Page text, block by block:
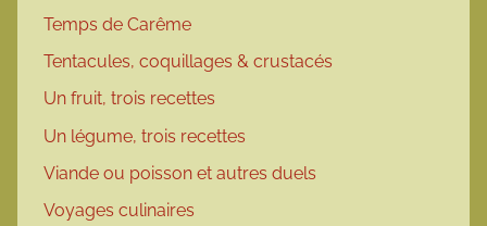
Temps de Carême
Tentacules, coquillages & crustacés
Un fruit, trois recettes
Un légume, trois recettes
Viande ou poisson et autres duels
Voyages culinaires